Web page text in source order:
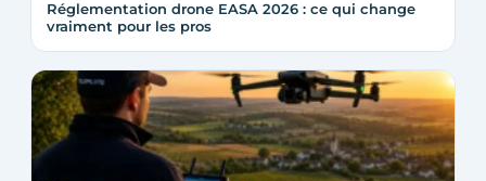
Réglementation drone EASA 2026 : ce qui change
vraiment pour les pros